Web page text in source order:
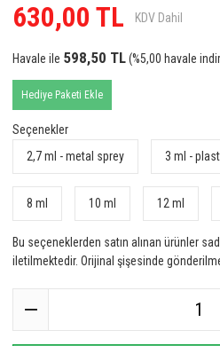
630,00 TL KDV Dahil
Havale ile 598,50 TL(%5,00 havale
Hediye Paketi Ekle
Seçenekler
2,7 ml - metal sprey
3 ml -
8 ml 10 ml 12 ml
Bu seçeneklerden satın alınan ürünler
iletilmektedir. Orijinal şişesinde